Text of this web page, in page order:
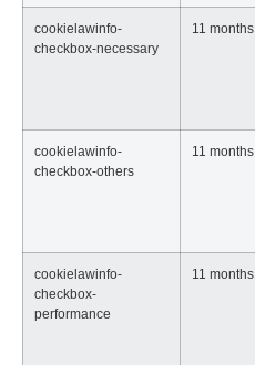
cookielawinfo-
checkbox-necessary
11 months
cookielawinfo-
checkbox-others
11 months
cookielawinfo-
checkbox-
performance
11 months